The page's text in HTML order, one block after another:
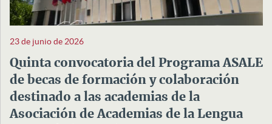
23 de junio de 2026
Quinta convocatoria del Programa ASALE
de becas de formación y colaboración
destinado a las academias de la
Asociación de Academias de la Lengua